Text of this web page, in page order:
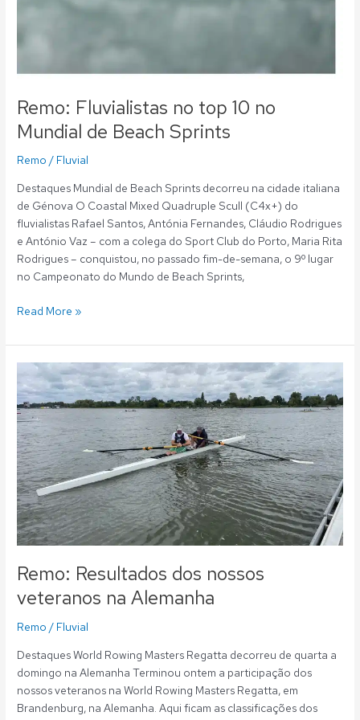
Remo: Fluvialistas no top 10 no
Mundial de Beach Sprints
Remo / Fluvial
Destaques Mundial de Beach Sprints decorreu na cidade italiana
de Génova O Coastal Mixed Quadruple Scull (C4x+) do
fluvialistas Rafael Santos, Antónia Fernandes, Cláudio Rodrigues
e António Vaz – com a colega do Sport Club do Porto, Maria Rita
Rodrigues – conquistou, no passado fim-de-semana, o 9º lugar
no Campeonato do Mundo de Beach Sprints,
Read More »
Remo: Resultados dos nossos
veteranos na Alemanha
Remo / Fluvial
Destaques World Rowing Masters Regatta decorreu de quarta a
domingo na Alemanha Terminou ontem a participação dos
nossos veteranos na World Rowing Masters Regatta, em
Brandenburg, na Alemanha. Aqui ficam as classificações dos
Remo:
Resultados
dos
nossos
veteranos
na
Alemanha